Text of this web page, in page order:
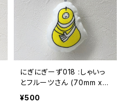
にぎにぎーず018 :しゃいっ
とフルーツさん (70mm x 8
5mm 厚さ20mmくらい)
¥500